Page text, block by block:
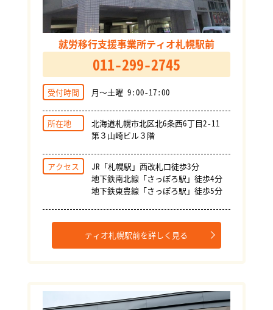
就労移行支援事業所ティオ札幌駅前
011-299-2745
受付時間 月～土曜 9:00-17:00
所在地
北海道札幌市北区北6条西6丁目2-11
第３山崎ビル３階
アクセス
JR「札幌駅」西改札口徒歩3分
地下鉄南北線「さっぽろ駅」徒歩4分
地下鉄東豊線「さっぽろ駅」徒歩5分
ティオ札幌駅前を詳しく見る